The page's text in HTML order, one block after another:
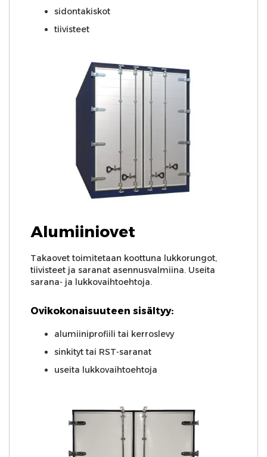
sidontakiskot
tiivisteet
Alumiiniovet
Takaovet toimitetaan koottuna lukkorungot,
tiivisteet ja saranat asennusvalmiina. Useita
sarana- ja lukkovaihtoehtoja.
Ovikokonaisuuteen sisältyy:
alumiiniprofiili tai kerroslevy
sinkityt tai RST-saranat
useita lukkovaihtoehtoja